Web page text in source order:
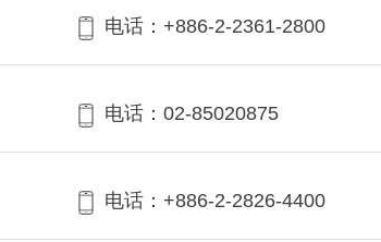
电话：+886-2-2361-2800
电话：02-85020875
电话：+886-2-2826-4400